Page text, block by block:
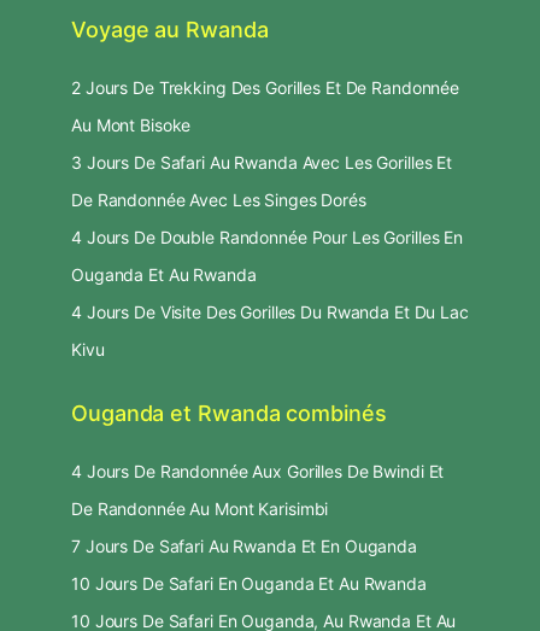
Voyage au Rwanda
2 Jours De Trekking Des Gorilles Et De Randonnée
Au Mont Bisoke
3 Jours De Safari Au Rwanda Avec Les Gorilles Et
De Randonnée Avec Les Singes Dorés
4 Jours De Double Randonnée Pour Les Gorilles En
Ouganda Et Au Rwanda
4 Jours De Visite Des Gorilles Du Rwanda Et Du Lac
Kivu
Ouganda et Rwanda combinés
4 Jours De Randonnée Aux Gorilles De Bwindi Et
De Randonnée Au Mont Karisimbi
7 Jours De Safari Au Rwanda Et En Ouganda
10 Jours De Safari En Ouganda Et Au Rwanda
10 Jours De Safari En Ouganda, Au Rwanda Et Au